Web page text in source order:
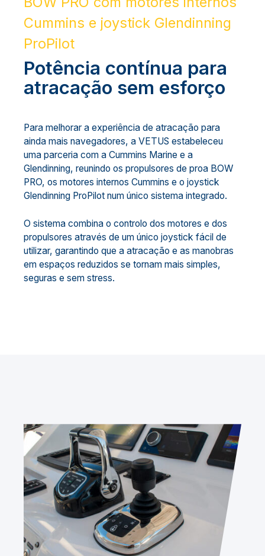
Cummins e joystick Glendinning
ProPilot
Potência contínua para
atracação sem esforço
Para melhorar a experiência de atracação para
ainda mais navegadores, a VETUS estabeleceu
uma parceria com a Cummins Marine e a
Glendinning, reunindo os propulsores de proa BOW
PRO, os motores internos Cummins e o joystick
Glendinning ProPilot num único sistema integrado.
O sistema combina o controlo dos motores e dos
propulsores através de um único joystick fácil de
utilizar, garantindo que a atracação e as manobras
em espaços reduzidos se tornam mais simples,
seguras e sem stress.